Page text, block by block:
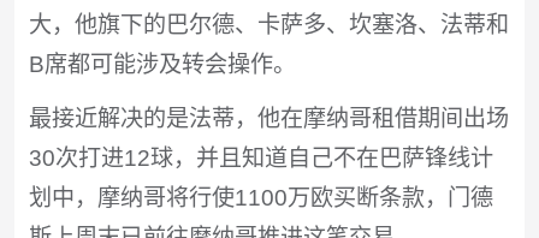
大，他旗下的巴尔德、卡萨多、坎塞洛、法蒂和
B席都可能涉及转会操作。
最接近解决的是法蒂，他在摩纳哥租借期间出场
30次打进12球，并且知道自己不在巴萨锋线计
划中，摩纳哥将行使1100万欧买断条款，门德